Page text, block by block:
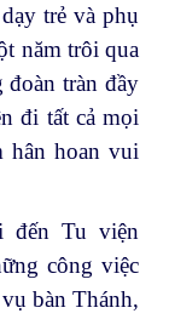
trẻ và phụ
năm trôi qua
tràn đầy
đi tất cả mọi
hân hoan vui
đến Tu viện
công việc
bàn Thánh,